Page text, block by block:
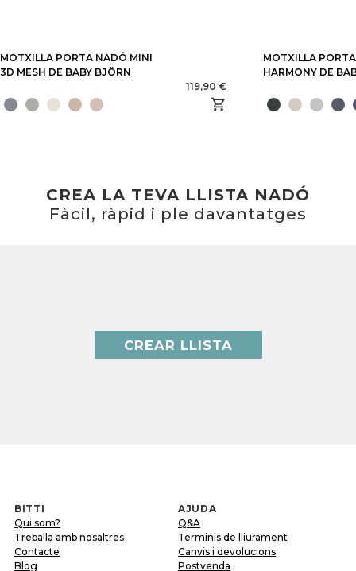
MOTXILLA PORTA NADÓ MINI
3D MESH DE BABY BJÖRN
119,90 €
MOTXILLA
HARMONY DE
CREA LA TEVA LLISTA NADÓ
Fàcil, ràpid i ple davantatges
CREAR LLISTA
BITTI
Qui som?
Treballa amb nosaltres
Contacte
Blog
AJUDA
Q&A
Terminis de lliurament
Canvis i devolucions
Postvenda